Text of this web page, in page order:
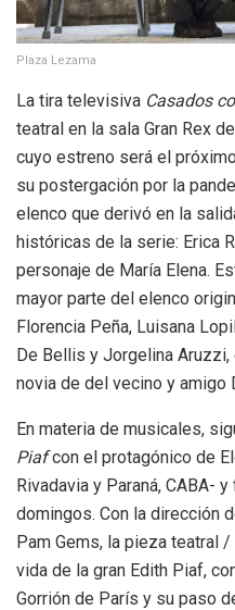
Plaza Lezama
La tira televisiva Casados
teatral en la sala Gran Rex
cuyo estreno será el
su postergación por la
elenco que derivó en la
históricas de la serie: Erica
personaje de María Elena.
mayor parte del elenco
Florencia Peña, Luisana
De Bellis y Jorgelina
novia de del vecino y amigo
En materia de musicales,
Piafcon el protagónico de
Rivadavia y Paraná, CABA-
domingos. Con la dirección
Pam Gems, la pieza teatral
vida de la gran Edith Piaf,
Gorrión de París y su paso